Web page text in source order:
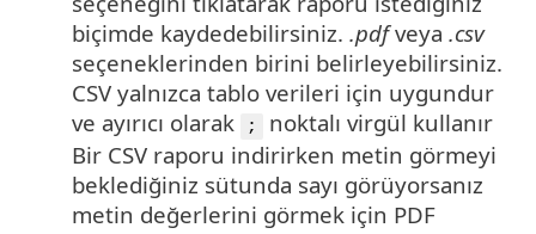
biçimde kaydedebilirsiniz. .pdfveya .csv
seçeneklerinden birini belirleyebilirsiniz.
CSV yalnızca tablo verileri için uygundur
ve ayırıcı olarak
;
noktalı virgül kullanır
Bir CSV raporu indirirken metin görmeyi
beklediğiniz sütunda sayı görüyorsanız
metin değerlerini görmek için PDF